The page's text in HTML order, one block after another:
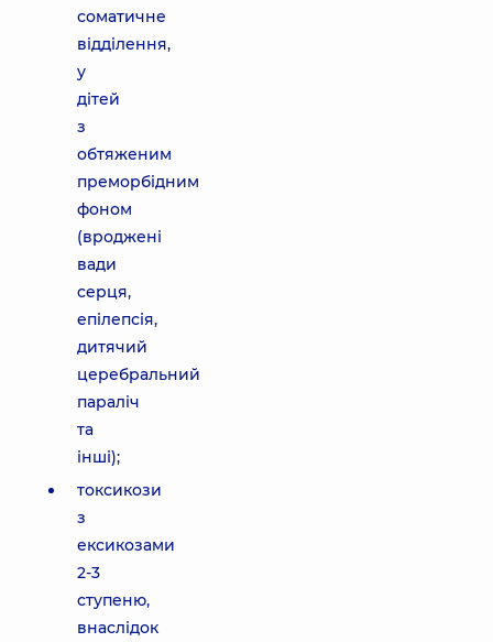
соматичне
відділення,
у
дітей
з
обтяженим
преморбідним
фоном
(вроджені
вади
серця,
епілепсія,
дитячий
церебральний
параліч
та
інші);
токсикози
з
ексикозами
2-3
ступеню,
внаслідок